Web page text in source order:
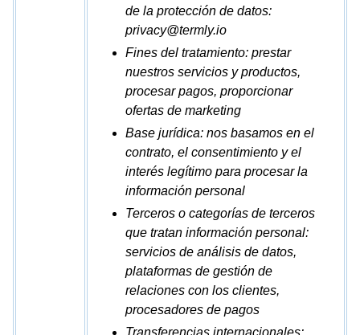
de la protección de datos:
privacy@termly.io
Fines del tratamiento: prestar
nuestros servicios y productos,
procesar pagos, proporcionar
ofertas de marketing
Base jurídica: nos basamos en el
contrato, el consentimiento y el
interés legítimo para procesar la
información personal
Terceros o categorías de terceros
que tratan información personal:
servicios de análisis de datos,
plataformas de gestión de
relaciones con los clientes,
procesadores de pagos
Transferencias internacionales: